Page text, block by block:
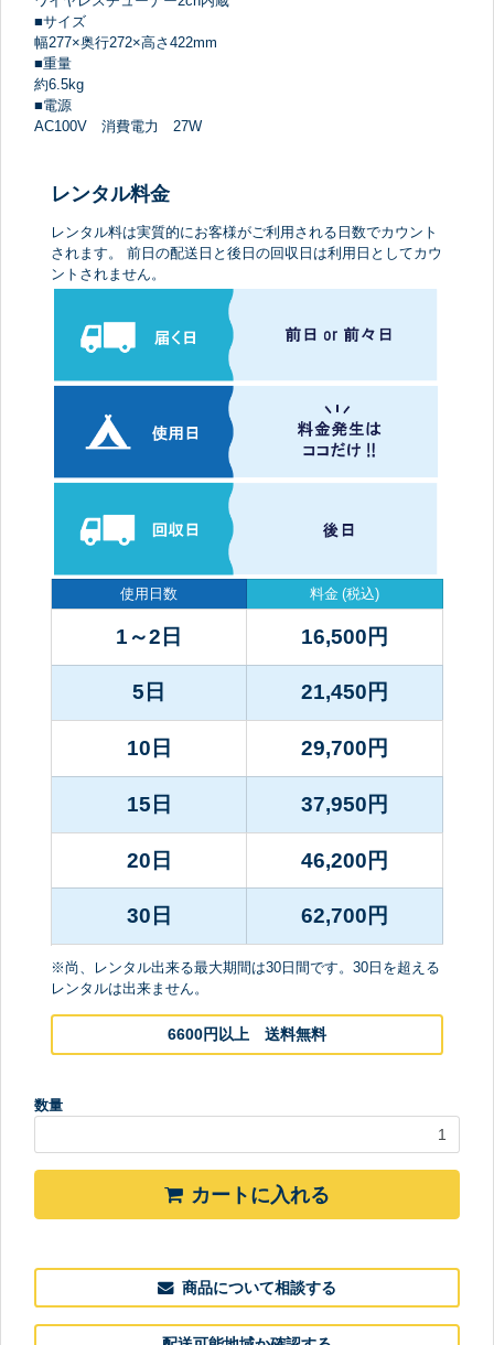
■サイズ
幅277×奥行272×高さ422mm
■重量
約6.5kg
■電源
AC100V 消費電力 27W
レンタル料金
レンタル料は実質的にお客様がご利用される日数でカウント
されます。 前日の配送日と後日の回収日は利用日としてカウ
ントされません。
使用日数
1～2日
5日
10日
15日
20日
30日
料金 (税込)
16,500 円
21,450 円
29,700 円
37,950 円
46,200 円
62,700 円
※尚、レンタル出来る最大期間は30日間です。30日を超える
レンタルは出来ません。
6600円以上 送料無料
数量
カートに入れる
商品について相談する